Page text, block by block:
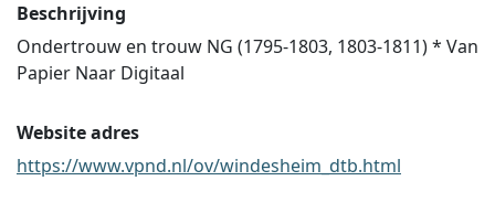
Beschrijving
Ondertrouw en trouw NG (1795-1803, 1803-1811) * Van
Papier Naar Digitaal
Website adres
https://www.vpnd.nl/ov/windesheim_dtb.html